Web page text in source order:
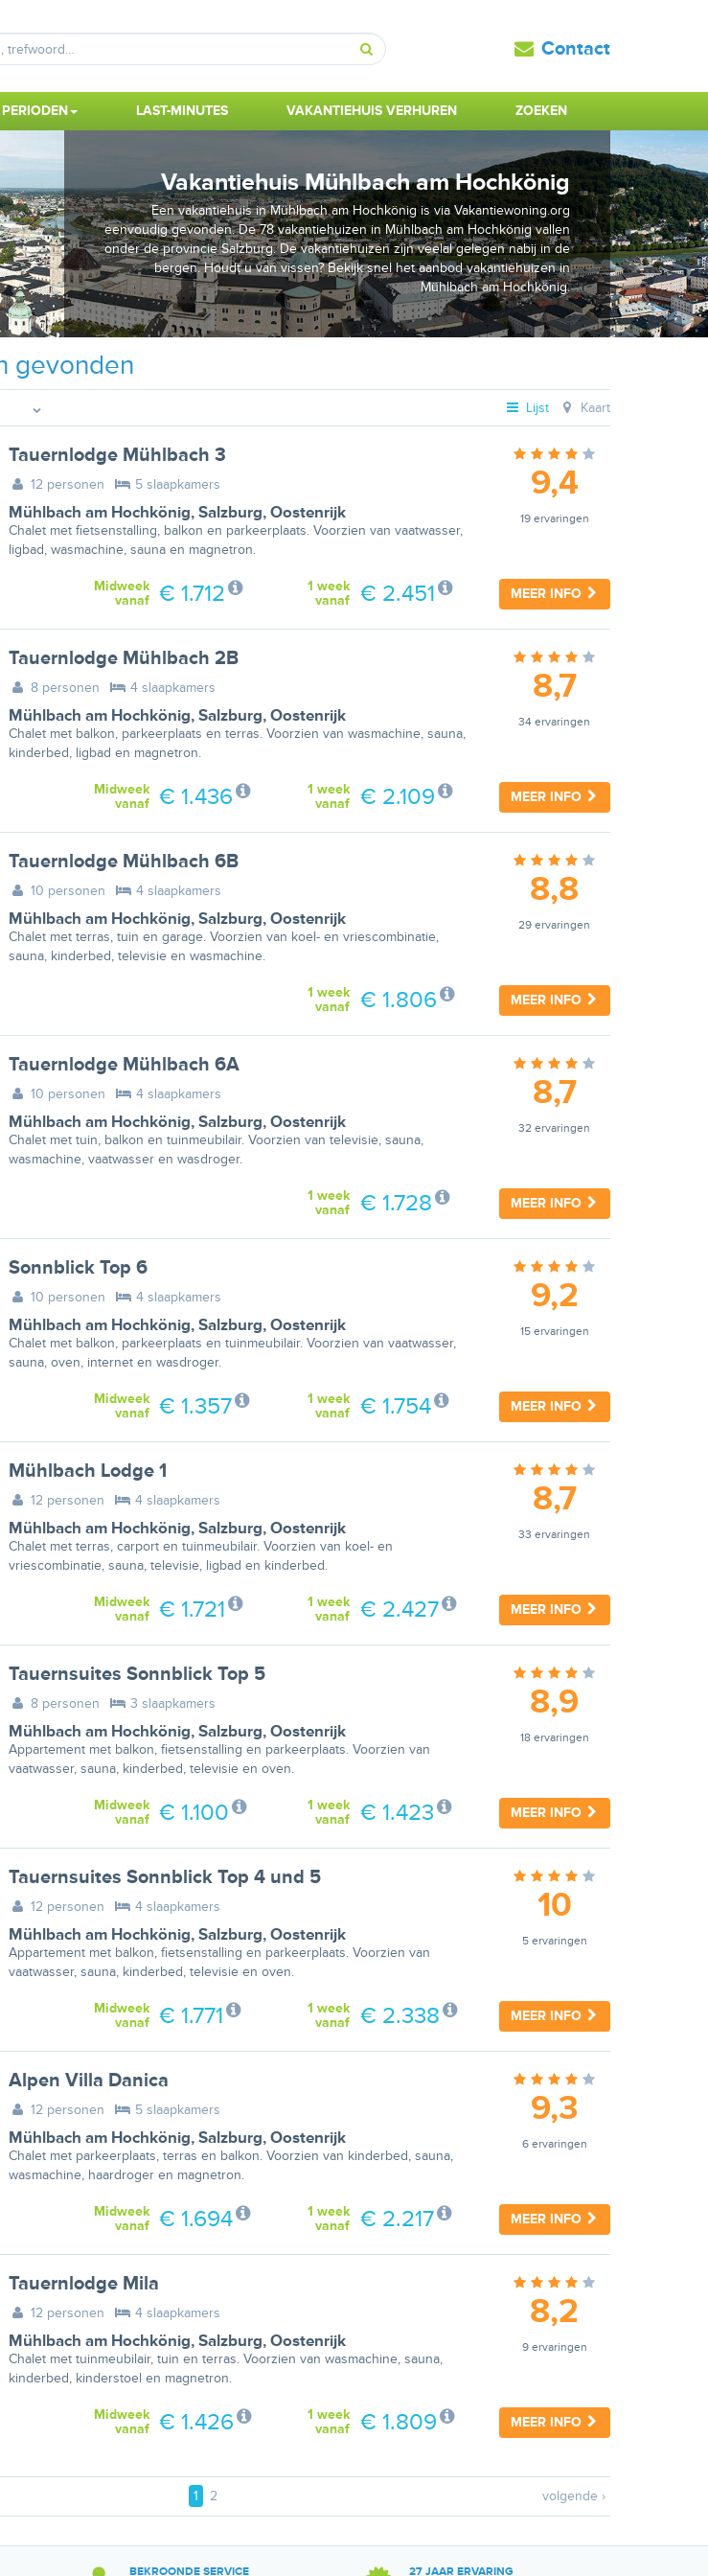
Zoeken
Contact
PERIODEN LAST-MINUTES VAKANTIEHUIS VERHUREN ZOEKEN
Vakantiehuis Mühlbach am Hochkönig
Een vakantiehuis in Mühlbach am Hochkönig is via Vakantiewoning.org
eenvoudig gevonden. De 78 vakantiehuizen in Mühlbach am Hochkönig vallen
onder de provincie Salzburg. De vakantiehuizen zijn veelal gelegen nabij in de
bergen. Houdt u van vissen? Bekijk snel het aanbod vakantiehuizen in
Mühlbach am Hochkönig.
gevonden
Lijst Kaart
Tauernlodge Mühlbach 3
12 personen 5 slaapkamers
Mühlbach am Hochkönig, Salzburg, Oostenrijk
Chalet met fietsenstalling, balkon en parkeerplaats. Voorzien van vaatwasser,
ligbad, wasmachine, sauna en magnetron.
9,4
19 ervaringen
MEER INFO
1 week
vanaf
€ 2.451
Midweek
vanaf
€ 1.712
Tauernlodge Mühlbach 2B
8 personen 4 slaapkamers
Mühlbach am Hochkönig, Salzburg, Oostenrijk
Chalet met balkon, parkeerplaats en terras. Voorzien van wasmachine, sauna,
kinderbed, ligbad en magnetron.
8,7
34 ervaringen
MEER INFO
1 week
vanaf
€ 2.109
Midweek
vanaf
€ 1.436
Tauernlodge Mühlbach 6B
10 personen 4 slaapkamers
Mühlbach am Hochkönig, Salzburg, Oostenrijk
Chalet met terras, tuin en garage. Voorzien van koel- en vriescombinatie,
sauna, kinderbed, televisie en wasmachine.
8,8
29 ervaringen
MEER INFO
1 week
vanaf
€ 1.806
Tauernlodge Mühlbach 6A
10 personen 4 slaapkamers
Mühlbach am Hochkönig, Salzburg, Oostenrijk
Chalet met tuin, balkon en tuinmeubilair. Voorzien van televisie, sauna,
wasmachine, vaatwasser en wasdroger.
8,7
32 ervaringen
MEER INFO
1 week
vanaf
€ 1.728
Sonnblick Top 6
10 personen 4 slaapkamers
Mühlbach am Hochkönig, Salzburg, Oostenrijk
Chalet met balkon, parkeerplaats en tuinmeubilair. Voorzien van vaatwasser,
sauna, oven, internet en wasdroger.
9,2
15 ervaringen
MEER INFO
1 week
vanaf
€ 1.754
Midweek
vanaf
€ 1.357
Mühlbach Lodge 1
12 personen 4 slaapkamers
Mühlbach am Hochkönig, Salzburg, Oostenrijk
Chalet met terras, carport en tuinmeubilair. Voorzien van koel- en
vriescombinatie, sauna, televisie, ligbad en kinderbed.
8,7
33 ervaringen
MEER INFO
1 week
vanaf
€ 2.427
Midweek
vanaf
€ 1.721
Tauernsuites Sonnblick Top 5
8 personen 3 slaapkamers
Mühlbach am Hochkönig, Salzburg, Oostenrijk
Appartement met balkon, fietsenstalling en parkeerplaats. Voorzien van
vaatwasser, sauna, kinderbed, televisie en oven.
8,9
18 ervaringen
MEER INFO
1 week
vanaf
€ 1.423
Midweek
vanaf
€ 1.100
Tauernsuites Sonnblick Top 4 und 5
12 personen 4 slaapkamers
Mühlbach am Hochkönig, Salzburg, Oostenrijk
Appartement met balkon, fietsenstalling en parkeerplaats. Voorzien van
vaatwasser, sauna, kinderbed, televisie en oven.
10
5 ervaringen
MEER INFO
1 week
vanaf
€ 2.338
Midweek
vanaf
€ 1.771
Alpen Villa Danica
12 personen 5 slaapkamers
Mühlbach am Hochkönig, Salzburg, Oostenrijk
Chalet met parkeerplaats, terras en balkon. Voorzien van kinderbed, sauna,
wasmachine, haardroger en magnetron.
9,3
6 ervaringen
MEER INFO
1 week
vanaf
€ 2.217
Midweek
vanaf
€ 1.694
Tauernlodge Mila
12 personen 4 slaapkamers
Mühlbach am Hochkönig, Salzburg, Oostenrijk
Chalet met tuinmeubilair, tuin en terras. Voorzien van wasmachine, sauna,
kinderbed, kinderstoel en magnetron.
8,2
9 ervaringen
MEER INFO
1 week
vanaf
€ 1.809
Midweek
vanaf
€ 1.426
1 2 volgende ›
BEKROONDE SERVICE 27 JAAR ERVARING